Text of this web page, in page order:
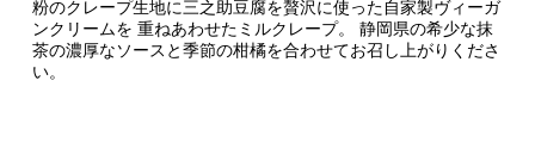
粉のクレープ生地に三之助豆腐を贅沢に使った自家製ヴィーガ
ンクリームを 重ねあわせたミルクレープ。 静岡県の希少な抹
茶の濃厚なソースと季節の柑橘を合わせてお召し上がりくださ
い。